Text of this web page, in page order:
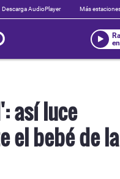
Descarga AudioPlayer Más
así luce
el bebé de la